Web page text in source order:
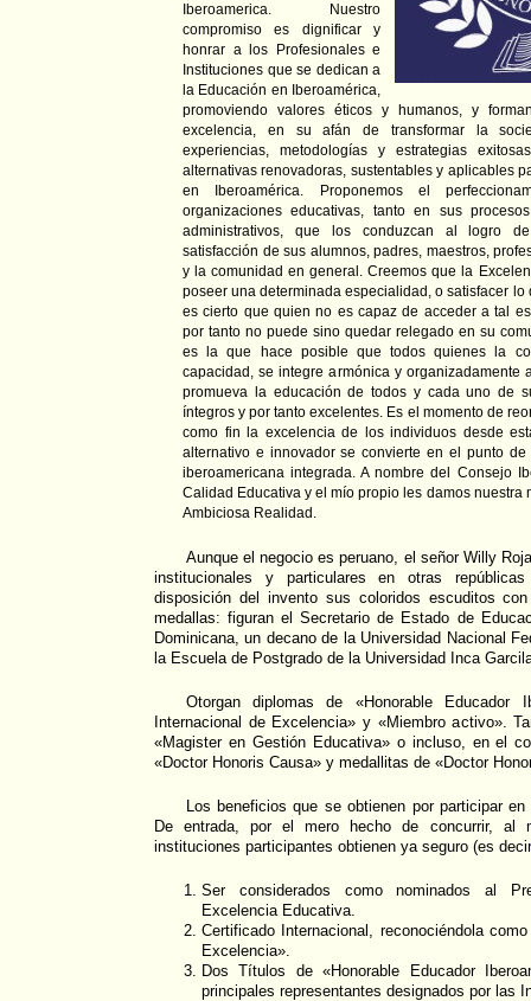
Iberoamerica. Nuestro
compromiso es dignificar y
honrar a los Profesionales e
Instituciones que se dedican a
la Educación en Iberoamérica,
promoviendo valores éticos y humanos, y
excelencia, en su afán de transformar la
experiencias, metodologías y estrategias
alternativas renovadoras, sustentables y aplicables
en Iberoamérica. Proponemos el
organizaciones educativas, tanto en sus
administrativos, que los conduzcan al logro
satisfacción de sus alumnos, padres, maestros,
y la comunidad en general. Creemos que la
poseer una determinada especialidad, o satisfacer
es cierto que quien no es capaz de acceder a tal
por tanto no puede sino quedar relegado en su
es la que hace posible que todos quienes la
capacidad, se integre armónica y organizadamente
promueva la educación de todos y cada uno de
íntegros y por tanto excelentes. Es el momento de
como fin la excelencia de los individuos desde
alternativo e innovador se convierte en el punto
iberoamericana integrada. A nombre del Consejo
Calidad Educativa y el mío propio les damos nuestra
Ambiciosa Realidad.
Aunque el negocio es peruano, el señor Willy
institucionales y particulares en otras
disposición del invento sus coloridos escuditos
medallas: figuran el Secretario de Estado de
Dominicana, un decano de la Universidad Nacional
la Escuela de Postgrado de la Universidad Inca
Otorgan diplomas de «Honorable Educador
Internacional de Excelencia» y «Miembro activo».
«Magister en Gestión Educativa» o incluso, en el
«Doctor Honoris Causa» y medallitas de «Doctor
Los beneficios que se obtienen por participar
De entrada, por el mero hecho de concurrir, al
instituciones participantes obtienen ya seguro (es
Ser considerados como nominados al
Excelencia Educativa.
Certificado Internacional, reconociéndola
Excelencia».
Dos Títulos de «Honorable Educador
principales representantes designados por las